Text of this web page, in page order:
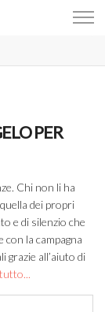
PER
Chi non li ha
dei propri
e di silenzio che
la campagna
grazie all’aiuto di